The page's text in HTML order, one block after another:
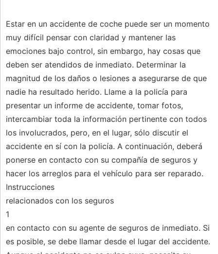
Estar en un accidente de coche puede ser un momento
muy difícil pensar con claridad y mantener las
emociones bajo control, sin embargo, hay cosas que
deben ser atendidos de inmediato. Determinar la
magnitud de los daños o lesiones a asegurarse de que
nadie ha resultado herido. Llame a la policía para
presentar un informe de accidente, tomar fotos,
intercambiar toda la información pertinente con todos
los involucrados, pero, en el lugar, sólo discutir el
accidente en sí con la policía. A continuación, deberá
ponerse en contacto con su compañía de seguros y
hacer los arreglos para el vehículo para ser reparado.
Instrucciones
relacionados con los seguros
1
en contacto con su agente de seguros de inmediato. Si
es posible, se debe llamar desde el lugar del accidente.